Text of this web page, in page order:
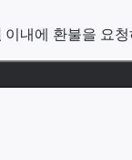
이내에 환불을 요